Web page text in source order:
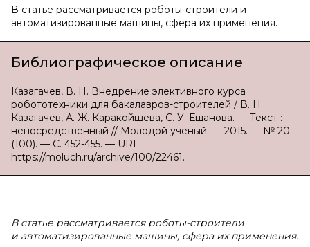
В статье рассматривается роботы-строители и
автоматизированные машины, сфера их применения.
Библиографическое описание
Казагачев, В. Н. Внедрение элективного курса
робототехники для бакалавров-строителей / В. Н.
Казагачев, А. Ж. Каракойшева, С. У. Ещанова. — Текст :
непосредственный // Молодой ученый. — 2015. — № 20
(100). — С. 452-455. — URL:
https://moluch.ru/archive/100/22461.
В статье рассматривается роботы-строители
и автоматизированные машины, сфера их применения.